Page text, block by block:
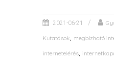
2021-06-21
Kutatások, megbízható
internetelérés,